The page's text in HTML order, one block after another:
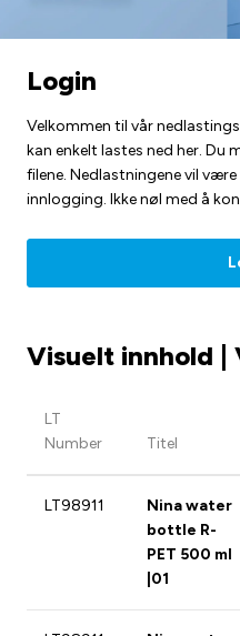
Login
Velkommen til vår
kan enkelt lastes ned her. Du
filene. Nedlastningene vil
innlogging. Ikke nøl med å
Visuelt innhold |
LT
Number
Titel
LT98911
Nina water
bottle R-
PET 500 ml
|01